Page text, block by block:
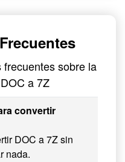
sobre la
a 7Z
convertir
DOC a 7Z sin
nada.